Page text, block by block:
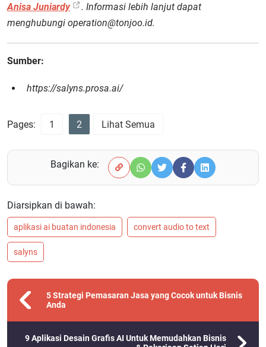
Anisa Juniardy
. Informasi lebih lanjut dapat
menghubungi operation@tonjoo.id.
Sumber:
https://salyns.prosa.ai/
Pages: 1 2 Lihat Semua
Bagikan ke:
Diarsipkan di bawah:
aplikasi ai buatan indonesia convert audio to text
salyns
5 Strategi Pemasaran Jasa yang Cocok untuk Bisnis
Anda
9 Aplikasi Desain Grafis AI Untuk Memudahkan Bisnis